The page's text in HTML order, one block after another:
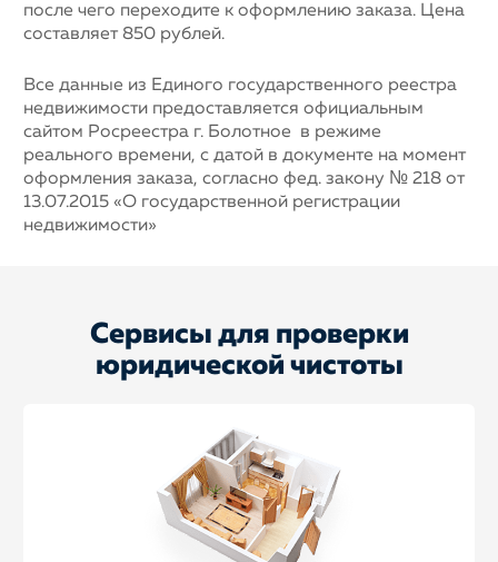
после чего переходите к оформлению заказа. Цена
составляет 850 рублей.
Все данные из Единого государственного реестра
недвижимости предоставляется официальным
сайтом Росреестра г. Болотное в режиме
реального времени, с датой в документе на момент
оформления заказа, согласно фед. закону № 218 от
13.07.2015 «О государственной регистрации
недвижимости»
Сервисы для проверки
юридической чистоты